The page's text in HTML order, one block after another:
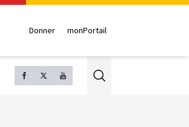
Donner monPortail
Search